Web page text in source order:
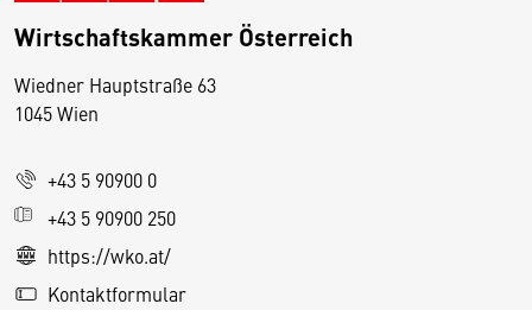
Wirtschaftskammer Österreich
Wiedner Hauptstraße 63
1045 Wien
+43 5 90900 0
+43 5 90900 250
https://wko.at/
Kontaktformular
D
s
e
S
e